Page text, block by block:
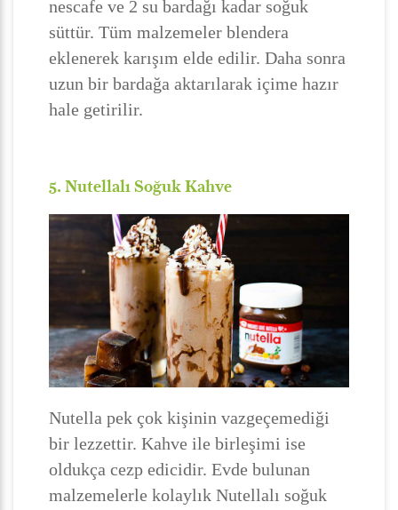
nescafe ve 2 su bardağı kadar soğuk
süttür. Tüm malzemeler blendera
eklenerek karışım elde edilir. Daha sonra
uzun bir bardağa aktarılarak içime hazır
hale getirilir.
5. Nutellalı Soğuk Kahve
Nutella pek çok kişinin vazgeçemediği
bir lezzettir. Kahve ile birleşimi ise
oldukça cezp edicidir. Evde bulunan
malzemelerle kolaylık Nutellalı soğuk